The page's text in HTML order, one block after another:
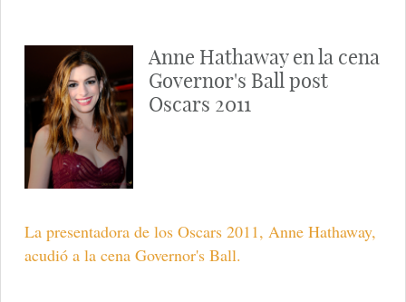
Anne Hathaway en la cena
Governor's Ball post
Oscars 2011
La presentadora de los Oscars 2011, Anne Hathaway,
acudió a la cena Governor's Ball.